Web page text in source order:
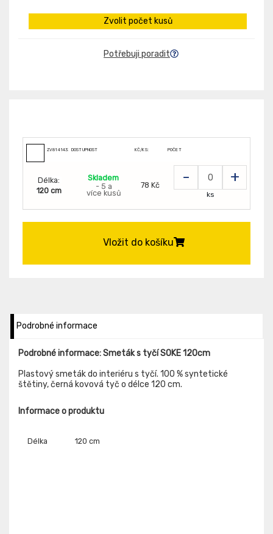
Zvolit počet kusů
Potřebuji poradit
ZV8141433 DOSTUPNOST KČ/KS: POČET
Délka:
120 cm
Skladem
- 5 a
více kusů
78 Kč - +
ks
Vložit do košíku
Podrobné informace
Podrobné informace: Smeták s tyčí SOKE 120cm
Plastový smeták do interiéru s tyčí. 100 % syntetické
štětiny, černá kovová tyč o délce 120 cm.
Informace o produktu
Délka 120 cm